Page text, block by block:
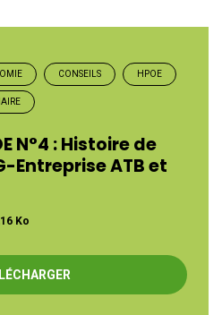
CONSEILS HPOE
N°4 : Histoire de
Entreprise ATB et
Ko